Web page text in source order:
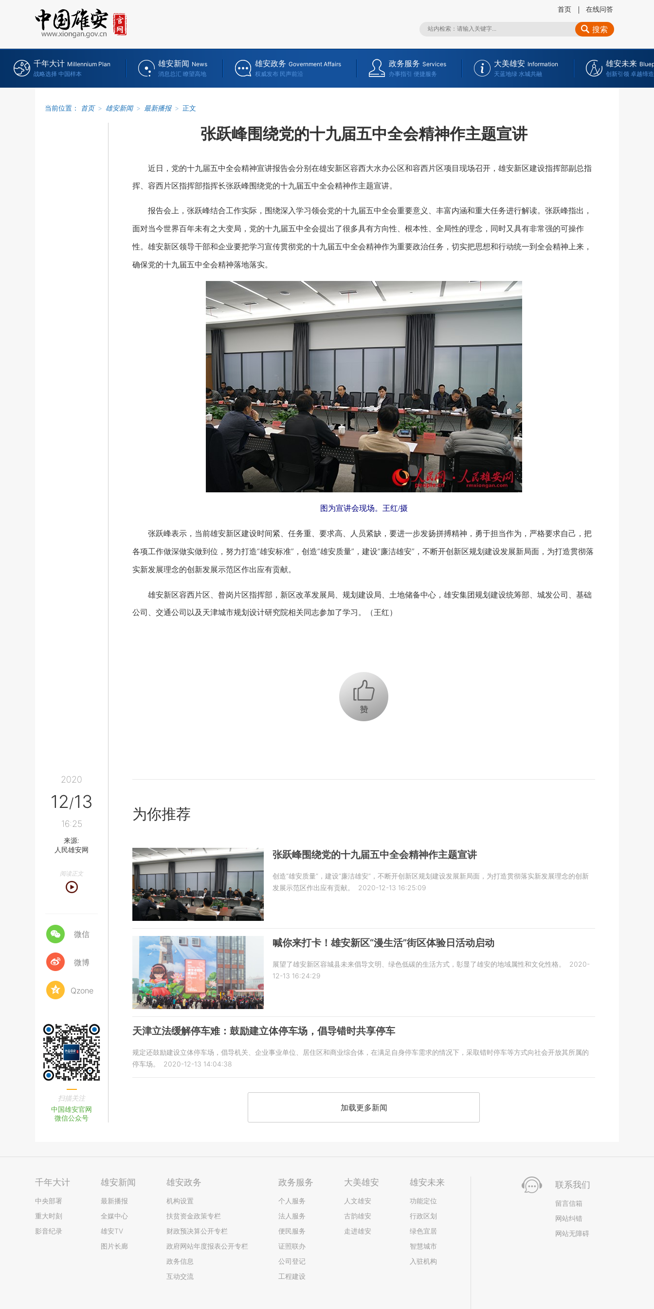
首页 在线问答
搜索
千年大计 Millennium Plan
战略选择 中国样本
雄安新闻 News
消息总汇 瞭望高地
雄安政务 Government Affairs
权威发布 民声前沿
政务服务 Services
办事指引 便捷服务
大美雄安 Information
天蓝地绿 水城共融
雄安未来
创新引领 卓越缔造
当前位置： 首页 > 雄安新闻 > 最新播报 > 正文
2020
12/13
16:25
来源:
人民雄安网
阅读正文
微信
微博
Qzone
扫描关注
中国雄安官网
微信公众号
张跃峰围绕党的十九届五中全会精神作主题宣讲
近日，党的十九届五中全会精神宣讲报告会分别在雄安新区容西大水办公区和容西片区项目现场召开，雄安新区建设指挥部副总指
挥、容西片区指挥部指挥长张跃峰围绕党的十九届五中全会精神作主题宣讲。
报告会上，张跃峰结合工作实际，围绕深入学习领会党的十九届五中全会重要意义、丰富内涵和重大任务进行解读。张跃峰指出，
面对当今世界百年未有之大变局，党的十九届五中全会提出了很多具有方向性、根本性、全局性的理念，同时又具有非常强的可操作
性。雄安新区领导干部和企业要把学习宣传贯彻党的十九届五中全会精神作为重要政治任务，切实把思想和行动统一到全会精神上来，
确保党的十九届五中全会精神落地落实。
图为宣讲会现场。王红/摄
张跃峰表示，当前雄安新区建设时间紧、任务重、要求高、人员紧缺，要进一步发扬拼搏精神，勇于担当作为，严格要求自己，把
各项工作做深做实做到位，努力打造“雄安标准”，创造“雄安质量”，建设“廉洁雄安”，不断开创新区规划建设发展新局面，为打造贯彻落
实新发展理念的创新发展示范区作出应有贡献。
雄安新区容西片区、昝岗片区指挥部，新区改革发展局、规划建设局、土地储备中心，雄安集团规划建设统筹部、城发公司、基础
公司、交通公司以及天津城市规划设计研究院相关同志参加了学习。（王红）
+1
为你推荐
张跃峰围绕党的十九届五中全会精神作主题宣讲
创造“雄安质量”，建设“廉洁雄安”，不断开创新区规划建设发展新局面，为打造贯彻落实新发展理念的创新
发展示范区作出应有贡献。
2020-12-13 16:25:09
喊你来打卡！雄安新区“漫生活”街区体验日活动启动
展望了雄安新区容城县未来倡导文明、绿色低碳的生活方式，彰显了雄安的地域属性和文化性格。
2020-
12-13 16:24:29
天津立法缓解停车难：鼓励建立体停车场，倡导错时共享停车
规定还鼓励建设立体停车场，倡导机关、企业事业单位、居住区和商业综合体，在满足自身停车需求的情况下，采取错时停车等方式向社会开放其所属的
停车场。
2020-12-13 14:04:38
加载更多新闻
千年大计
中央部署
重大时刻
影音纪录
雄安新闻
最新播报
全媒中心
雄安TV
图片长廊
雄安政务
机构设置
扶贫资金政策专栏
财政预决算公开专栏
政府网站年度报表公开专栏
政务信息
互动交流
政务服务
个人服务
法人服务
便民服务
证照联办
公司登记
工程建设
大美雄安
人文雄安
古韵雄安
走进雄安
雄安未来
功能定位
行政区划
绿色宜居
智慧城市
入驻机构
联系我们
留言信箱
网站纠错
网站无障碍